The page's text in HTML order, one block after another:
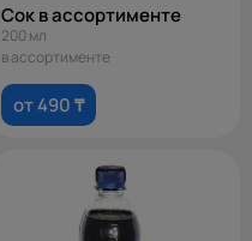
Сок в ассортименте
200 мл
в ассортименте
от 490 ₸